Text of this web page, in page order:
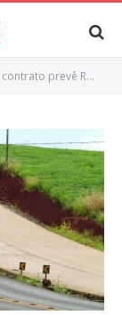
R$ 1,1 bilhão em obras na BR-163 em 2026